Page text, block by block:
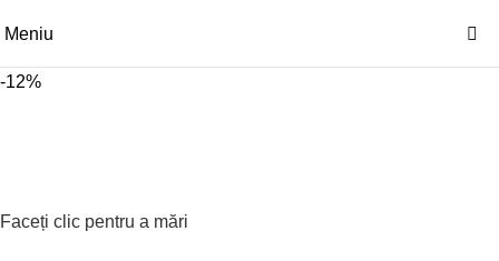
Meniu
-12%
Faceți clic pentru a mări